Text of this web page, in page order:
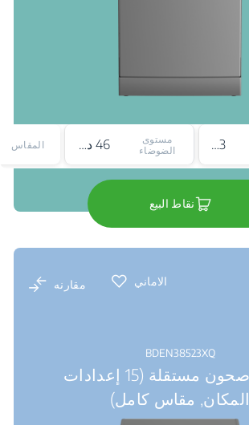
3*
مستوى
الضوضاء
46 ديسيبل المقاس
نقاط البيع
الاماني مقارنه
BDEN38523XQ
غسالة صحون مستقلة (15 إعدادات
المكان, مقاس كامل)